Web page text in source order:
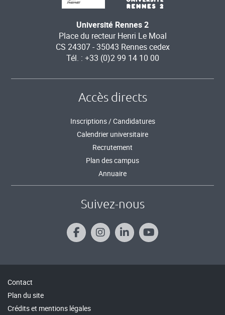
Université Rennes 2
Place du recteur Henri Le Moal
CS 24307 - 35043 Rennes cedex
Tél. : +33 (0)2 99 14 10 00
Accès directs
Inscriptions / Candidatures
Calendrier universitaire
Recrutement
Plan des campus
Annuaire
Suivez-nous
Contact
Plan du site
Crédits et mentions légales